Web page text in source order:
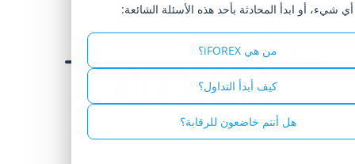
Japanese - 日本語
Korean -한국어 (대한민국)
Portuguese - Português
Russian - Русский
Spanish - Español
شيء، أو ابدأ المحادثة بأحد هذه الأسئلة الشائعة:
من هي iFOREX؟
كيف أبدأ التداول؟
هل أنتم خاضعون للرقابة؟